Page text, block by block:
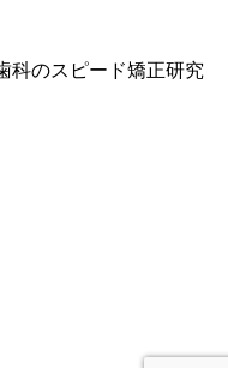
科のスピード矯正研究